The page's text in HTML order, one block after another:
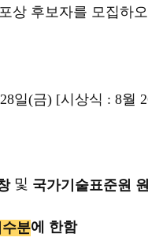
상 후보자를 모집하
28일(금) [시상식 : 8월
및 국가기술표준원
분에 한함